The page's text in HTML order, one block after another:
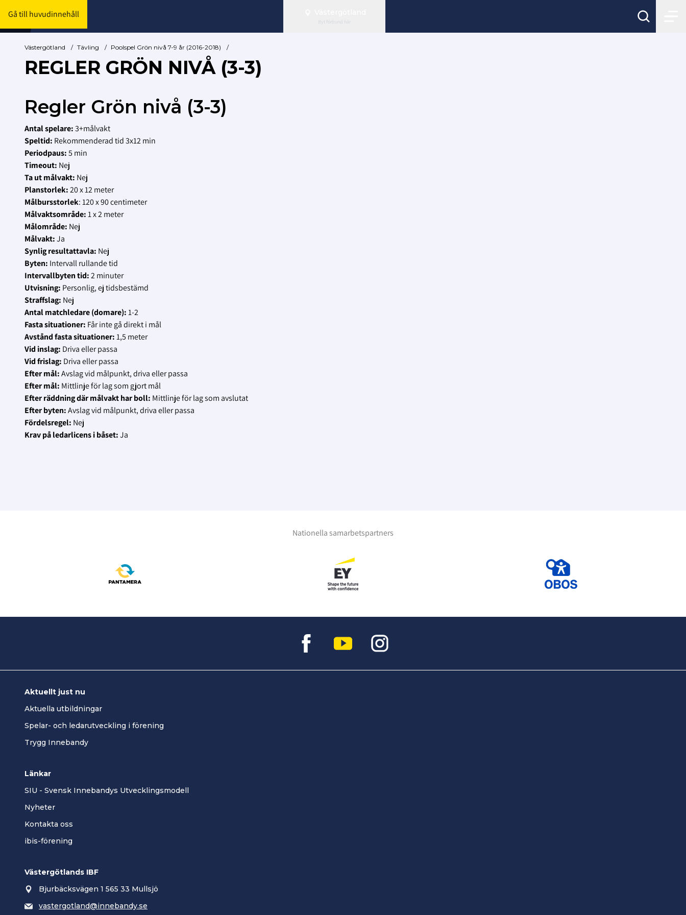
Gå till huvudinnehåll
Byt förbund här
Västergötland / Tävling / Poolspel Grön nivå 7-9 år (2016-2018) /
REGLER GRÖN NIVÅ (3-3)
Regler Grön nivå (3-3)
Antal spelare:3+målvakt
Speltid: Rekommenderad tid 3x12 min
Periodpaus:5 min
Timeout: Nej
Ta ut målvakt: Nej
Planstorlek:20 x 12 meter
Målbursstorlek: 120 x 90 centimeter
Målvaktsområde:1 x 2 meter
Målområde: Nej
Målvakt:Ja
Synlig resultattavla: Nej
Byten: Intervall rullande tid
Intervallbyten tid:2 minuter
Utvisning: Personlig, ej tidsbestämd
Straffslag: Nej
Antal matchledare (domare):1-2
Fasta situationer: Får inte gå direkt i mål
Avstånd fasta situationer:1,5 meter
Vid inslag: Driva eller passa
Vid frislag: Driva eller passa
Efter mål:Avslag vid målpunkt, driva eller passa
Efter mål: Mittlinje för lag som gjort mål
Efter räddning där målvakt har boll: Mittlinje för lag som avslutat
Efter byten:Avslag vid målpunkt, driva eller passa
Fördelsregel: Nej
Krav på ledarlicens i båset:Ja
Nationella samarbetspartners
Aktuellt just nu
Aktuella utbildningar
Spelar- och ledarutveckling i förening
Trygg Innebandy
Länkar
SIU - Svensk Innebandys Utvecklingsmodell
Nyheter
Kontakta oss
ibis-förening
Västergötlands IBF
Bjurbäcksvägen 1 565 33 Mullsjö
vastergotland@innebandy.se